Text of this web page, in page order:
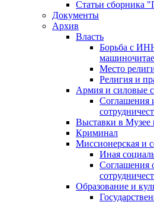
Статьи сборника
Документы
Архив
Власть
Борьба с
Место
Религия и
Армия и силовые
Соглашения
Выставки в Музее
Криминал
Миссионерская и
Иная
Соглашения
Образование и